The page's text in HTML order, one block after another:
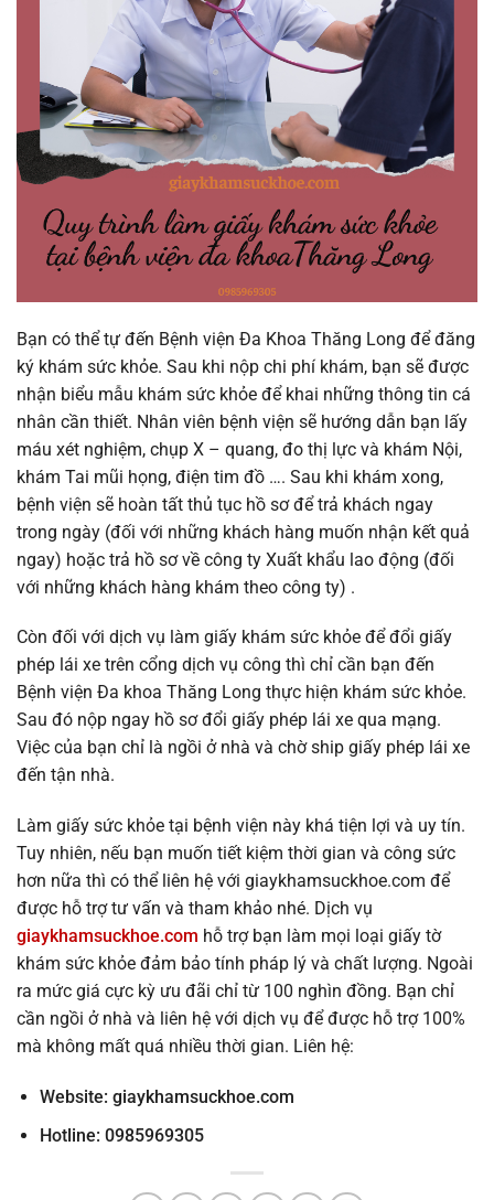
Bạn có thể tự đến Bệnh viện Đa Khoa Thăng Long để đăng
ký khám sức khỏe. Sau khi nộp chi phí khám, bạn sẽ được
nhận biểu mẫu khám sức khỏe để khai những thông tin cá
nhân cần thiết. Nhân viên bệnh viện sẽ hướng dẫn bạn lấy
máu xét nghiệm, chụp X – quang, đo thị lực và khám Nội,
khám Tai mũi họng, điện tim đồ …. Sau khi khám xong,
bệnh viện sẽ hoàn tất thủ tục hồ sơ để trả khách ngay
trong ngày (đối với những khách hàng muốn nhận kết quả
ngay) hoặc trả hồ sơ về công ty Xuất khẩu lao động (đối
với những khách hàng khám theo công ty) .
Còn đối với dịch vụ làm giấy khám sức khỏe để đổi giấy
phép lái xe trên cổng dịch vụ công thì chỉ cần bạn đến
Bệnh viện Đa khoa Thăng Long thực hiện khám sức khỏe.
Sau đó nộp ngay hồ sơ đổi giấy phép lái xe qua mạng.
Việc của bạn chỉ là ngồi ở nhà và chờ ship giấy phép lái xe
đến tận nhà.
Làm giấy sức khỏe tại bệnh viện này khá tiện lợi và uy tín.
Tuy nhiên, nếu bạn muốn tiết kiệm thời gian và công sức
hơn nữa thì có thể liên hệ với giaykhamsuckhoe.com để
được hỗ trợ tư vấn và tham khảo nhé. Dịch vụ
giaykhamsuckhoe.com hỗ trợ bạn làm mọi loại giấy tờ
khám sức khỏe đảm bảo tính pháp lý và chất lượng. Ngoài
ra mức giá cực kỳ ưu đãi chỉ từ 100 nghìn đồng. Bạn chỉ
cần ngồi ở nhà và liên hệ với dịch vụ để được hỗ trợ 100%
mà không mất quá nhiều thời gian. Liên hệ:
Website: giaykhamsuckhoe.com
Hotline: 0985969305